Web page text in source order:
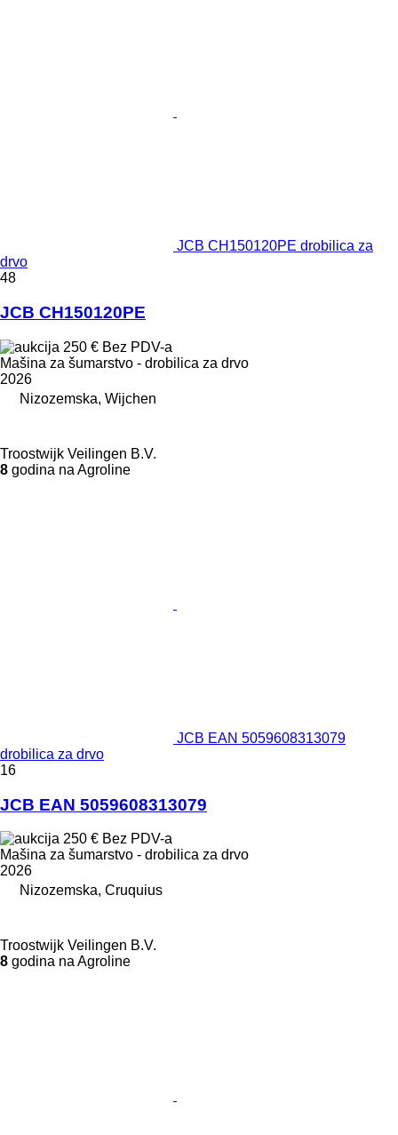
JCB CH150120PE drobilica za
drvo
48
JCB CH150120PE
250 € Bez PDV-a
Mašina za šumarstvo - drobilica za drvo
2026
Nizozemska, Wijchen
Troostwijk Veilingen B.V.
8 godina na Agroline
JCB EAN 5059608313079
drobilica za drvo
16
JCB EAN 5059608313079
250 € Bez PDV-a
Mašina za šumarstvo - drobilica za drvo
2026
Nizozemska, Cruquius
Troostwijk Veilingen B.V.
8 godina na Agroline